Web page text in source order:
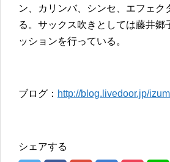
ン、カリンバ、シンセ、エフェ
る。サックス吹きとしては藤井
ッションを行っている。
ブログ： http://blog.livedoor.jp/
シェアする